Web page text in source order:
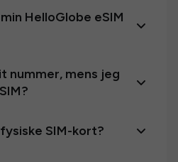
HelloGlobe eSIM
nummer, mens jeg
SIM-kort?